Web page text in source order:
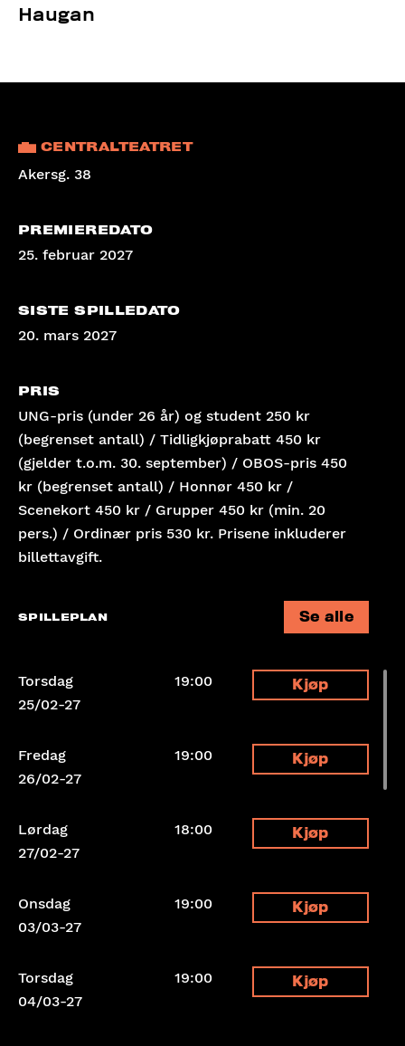
CENTRALTEATRET
Akersg. 38
PREMIEREDATO
25. februar 2027
SISTE SPILLEDATO
20. mars 2027
PRIS
UNG-pris (under 26 år) og student 250 kr
(begrenset antall) / Tidligkjøprabatt 450 kr
(gjelder t.o.m. 30. september) / OBOS-pris 450
kr (begrenset antall) / Honnør 450 kr /
Scenekort 450 kr / Grupper 450 kr (min. 20
pers.) / Ordinær pris 530 kr. Prisene inkluderer
billettavgift.
SPILLEPLAN Se alle
Torsdag
25/02-27
19:00 Kjøp
Fredag
26/02-27
19:00 Kjøp
Lørdag
27/02-27
18:00 Kjøp
Onsdag
03/03-27
19:00 Kjøp
Torsdag
04/03-27
19:00 Kjøp
Haugan